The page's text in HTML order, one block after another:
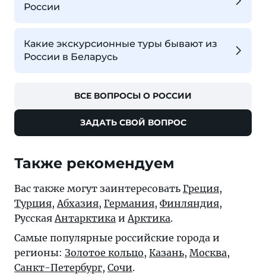
России
Какие экскурсионные туры бывают из
России в Беларусь
ВСЕ ВОПРОСЫ О РОССИИ
ЗАДАТЬ СВОЙ ВОПРОС
Также рекомендуем
Вас также могут заинтересовать Греция,
Турция, Абхазия, Германия, Финляндия,
Русская Антарктика и Арктика.
Самые популярные российские города и
регионы: Золотое кольцо, Казань, Москва,
Санкт-Петербург, Сочи.